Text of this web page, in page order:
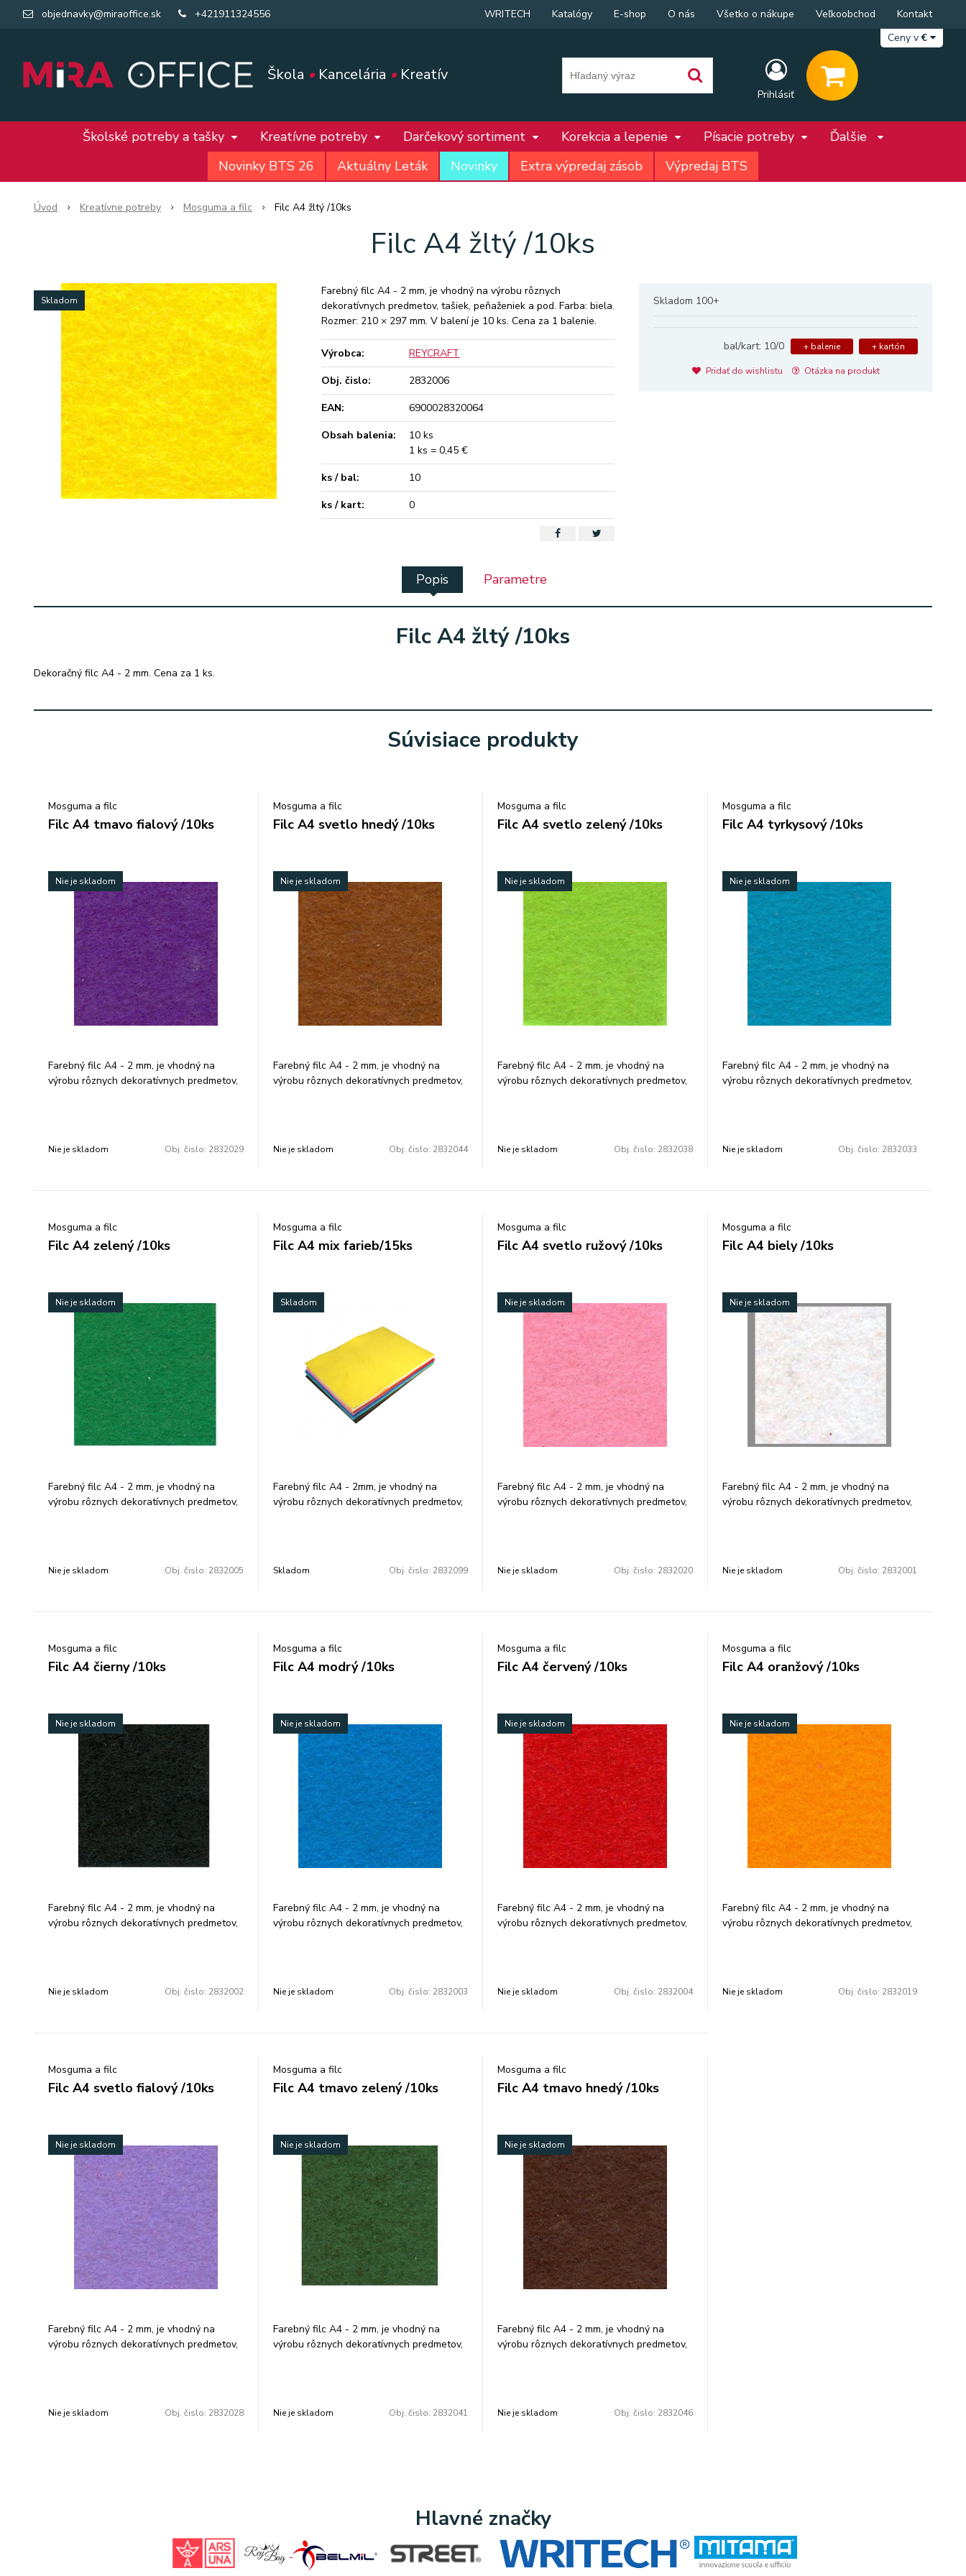
Škola •Kancelária •Kreatív
objednavky@miraoffice.sk +421911324556
Prihlásiť
WRITECH Katalógy E-shop O nás Všetko o nákupe Veľkoobchod
Kontakt
Ceny v€
Školské potreby a tašky Kreatívne potreby Darčekový sortiment Korekcia a lepenie Písacie potreby
Ďalšie
Novinky BTS 26
Aktuálny Leták Novinky Extra výpredaj zásob Výpredaj BTS
Úvod Kreatívne potreby Mosguma a filc Filc A4 žltý /10ks
Filc A4 žltý /10ks
Skladom Skladom 100+
bal/kart: 10/0 + balenie + kartón
Pridať do wishlistu Otázka na produkt
Farebný filc A4 - 2 mm, je vhodný na výrobu rôznych
dekoratívnych predmetov, tašiek, peňaženiek a pod. Farba: biela.
Rozmer: 210 × 297 mm. V balení je 10 ks. Cena za 1 balenie.
Výrobca:
REYCRAFT
Obj. čislo:
2832006
EAN:
6900028320064
Obsah balenia:
10 ks
1 ks = 0,45 €
ks / bal:
10
ks / kart:
0
Popis Parametre
Filc A4 žltý /10ks
Dekoračný filc A4 - 2 mm. Cena za 1 ks.
Súvisiace produkty
Mosguma a filc
Filc A4 tmavo fialový /10ks
Nie je skladom
Farebný filc A4 - 2 mm, je vhodný na
výrobu rôznych dekoratívnych predmetov,
Nie je skladom Obj. čislo: 2832029
Mosguma a filc
Filc A4 svetlo hnedý /10ks
Nie je skladom
Farebný filc A4 - 2 mm, je vhodný na
výrobu rôznych dekoratívnych predmetov,
Nie je skladom Obj. čislo: 2832044
Mosguma a filc
Filc A4 svetlo zelený /10ks
Nie je skladom
Farebný filc A4 - 2 mm, je vhodný na
výrobu rôznych dekoratívnych predmetov,
Nie je skladom Obj. čislo: 2832038
Mosguma a filc
Filc A4 tyrkysový /10ks
Nie je skladom
Farebný filc A4 - 2 mm, je vhodný na
výrobu rôznych dekoratívnych predmetov,
Nie je skladom Obj. čislo: 2832033
Mosguma a filc
Filc A4 zelený /10ks
Nie je skladom
Farebný filc A4 - 2 mm, je vhodný na
výrobu rôznych dekoratívnych predmetov,
Nie je skladom Obj. čislo: 2832005
Mosguma a filc
Filc A4 mix farieb/15ks
Skladom
Farebný filc A4 - 2mm, je vhodný na
výrobu rôznych dekoratívnych predmetov,
Skladom Obj. čislo: 2832099
Mosguma a filc
Filc A4 svetlo ružový /10ks
Nie je skladom
Farebný filc A4 - 2 mm, je vhodný na
výrobu rôznych dekoratívnych predmetov,
Nie je skladom Obj. čislo: 2832020
Mosguma a filc
Filc A4 biely /10ks
Nie je skladom
Farebný filc A4 - 2 mm, je vhodný na
výrobu rôznych dekoratívnych predmetov,
Nie je skladom Obj. čislo: 2832001
Mosguma a filc
Filc A4 čierny /10ks
Nie je skladom
Farebný filc A4 - 2 mm, je vhodný na
výrobu rôznych dekoratívnych predmetov,
Nie je skladom Obj. čislo: 2832002
Mosguma a filc
Filc A4 modrý /10ks
Nie je skladom
Farebný filc A4 - 2 mm, je vhodný na
výrobu rôznych dekoratívnych predmetov,
Nie je skladom Obj. čislo: 2832003
Mosguma a filc
Filc A4 červený /10ks
Nie je skladom
Farebný filc A4 - 2 mm, je vhodný na
výrobu rôznych dekoratívnych predmetov,
Nie je skladom Obj. čislo: 2832004
Mosguma a filc
Filc A4 oranžový /10ks
Nie je skladom
Farebný filc A4 - 2 mm, je vhodný na
výrobu rôznych dekoratívnych predmetov,
Nie je skladom Obj. čislo: 2832019
Mosguma a filc
Filc A4 svetlo fialový /10ks
Nie je skladom
Farebný filc A4 - 2 mm, je vhodný na
výrobu rôznych dekoratívnych predmetov,
Nie je skladom Obj. čislo: 2832028
Mosguma a filc
Filc A4 tmavo zelený /10ks
Nie je skladom
Farebný filc A4 - 2 mm, je vhodný na
výrobu rôznych dekoratívnych predmetov,
Nie je skladom Obj. čislo: 2832041
Mosguma a filc
Filc A4 tmavo hnedý /10ks
Nie je skladom
Farebný filc A4 - 2 mm, je vhodný na
výrobu rôznych dekoratívnych predmetov,
Nie je skladom Obj. čislo: 2832046
Hlavné značky